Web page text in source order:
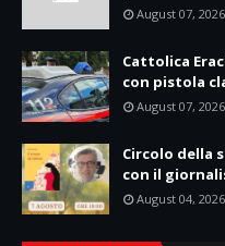
August 07, 2026
Cattolica
con pistola
August 07, 2026
Circolo della
con il
August 04, 2026